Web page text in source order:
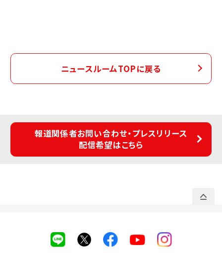
ニュースルームTOPに戻る
報道関係者お問い合わせ・プレスリリース
配信希望はこちら